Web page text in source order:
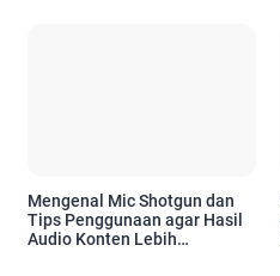
Mengenal Mic Shotgun dan
Tips Penggunaan agar Hasil
Audio Konten Lebih